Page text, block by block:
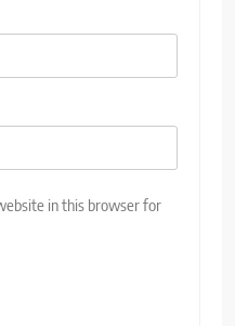
in this browser for